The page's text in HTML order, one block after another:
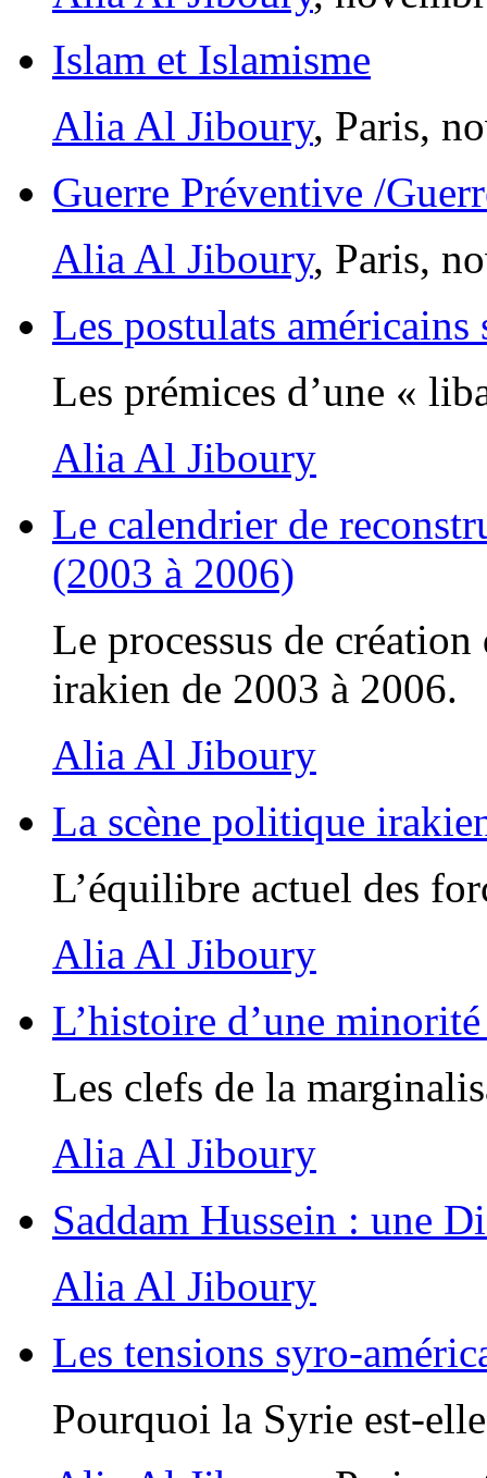
Islam et Islamisme
Alia Al Jiboury, Paris,
Guerre Préventive /
Alia Al Jiboury, Paris,
Les postulats
Les prémices d’une «
Alia Al Jiboury
Le calendrier de
(2003 à 2006)
Le processus de
irakien de 2003 à 2006.
Alia Al Jiboury
La scène politique
L’équilibre actuel des
Alia Al Jiboury
L’histoire d’une
Les clefs de la
Alia Al Jiboury
Saddam Hussein : une
Alia Al Jiboury
Les tensions syro-
Pourquoi la Syrie est-